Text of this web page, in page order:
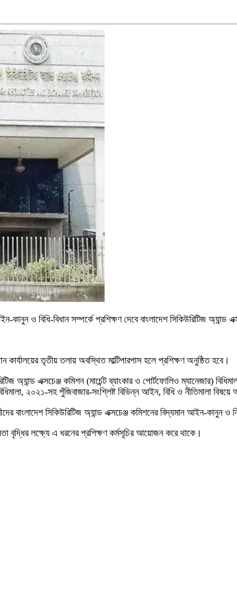
কানুন ও বিধি-বিধান সম্পর্কে প্রশিক্ষণ দেবে বাংলাদেশ সিকিউরিটিজ অ্যান্ড
তৃতীয় তলায় অবস্থিত মাল্টিপারপাস হলে প্রশিক্ষণ অনুষ্ঠিত হবে।
এক্সচেঞ্জ কমিশন (মার্চেন্ট ব্যাংকার ও পোর্টফোলিও ম্যানেজার)
২০২১-সহ পুঁজিবাজার-সংশ্লিষ্ট বিভিন্ন আইন, বিধি ও নীতিমালা
সিকিউরিটিজ অ্যান্ড এক্সচেঞ্জ কমিশনের বিদ্যমান আইন-কানুন ও
বৃদ্ধির লক্ষ্যে এ ধরনের প্রশিক্ষণ কর্মসূচির আয়োজন করে থাকে।